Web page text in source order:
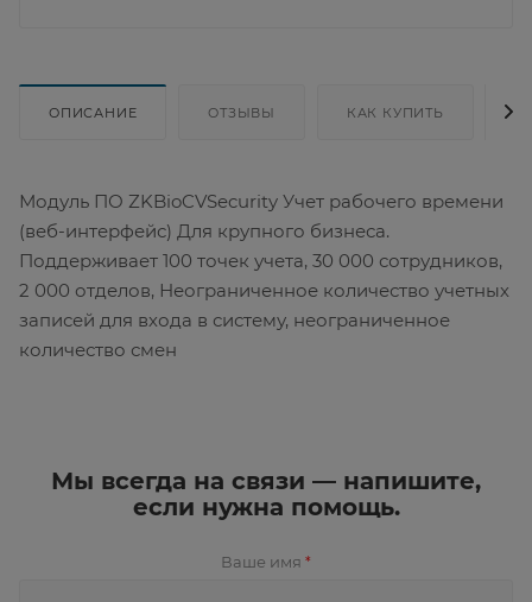
ОПИСАНИЕ ОТЗЫВЫ КАК КУПИТЬ
Модуль ПО ZKBioCVSecurity Учет рабочего времени
(веб-интерфейс) Для крупного бизнеса.
Поддерживает 100 точек учета, 30 000 сотрудников,
2 000 отделов, Неограниченное количество учетных
записей для входа в систему, неограниченное
количество смен
Мы всегда на связи — напишите,
если нужна помощь.
Ваше имя *